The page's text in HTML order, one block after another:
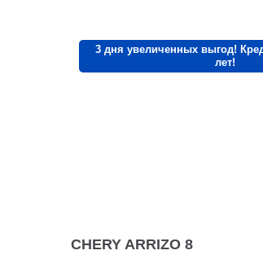
3 дня увеличенных выгод!
лет!
CHERY ARRIZO 8